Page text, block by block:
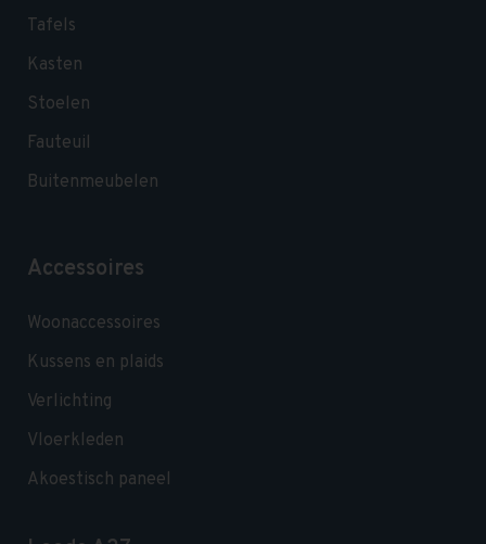
Tafels
Kasten
Stoelen
Fauteuil
Buitenmeubelen
Accessoires
Woonaccessoires
Kussens en plaids
Verlichting
Vloerkleden
Akoestisch paneel